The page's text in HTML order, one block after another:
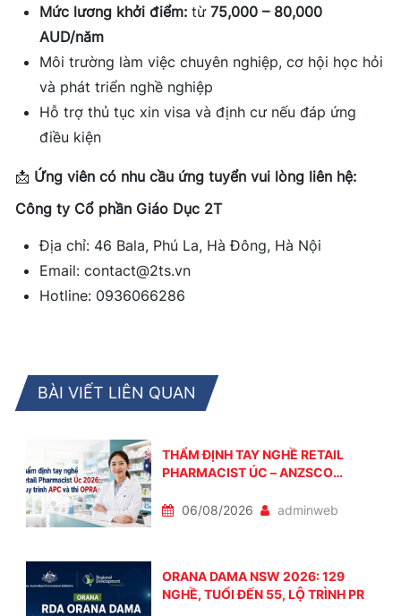
Mức lương khởi điểm: từ75,000 – 80,000
AUD/năm
Môi trường làm việc chuyên nghiệp, cơ hội học hỏi
và phát triển nghề nghiệp
Hỗ trợ thủ tục xin visa và định cư nếu đáp ứng
điều kiện
📩 Ứng viên có nhu cầu ứng tuyển vui lòng liên hệ:
Công ty Cổ phần Giáo Dục 2T
Địa chỉ: 46 Bala, Phú La, Hà Đông, Hà Nội
Email: contact@2ts.vn
Hotline: 0936066286
BÀI VIẾT LIÊN QUAN
THẨM ĐỊNH TAY NGHỀ RETAIL
PHARMACIST ÚC – ANZSCO
06/08/2026
adminweb
ORANA DAMA NSW 2026: 129
NGHỀ, TUỔI ĐẾN 55, LỘ TRÌNH PR